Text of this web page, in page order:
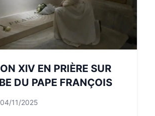
XlV EN PRIÈRE SUR
DU PAPE FRANÇOIS
11/2025